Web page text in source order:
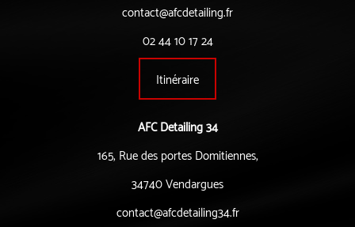
contact@afcdetailing.fr
02 44 10 17 24
Itinéraire
AFC Detailing 34
165, Rue des portes Domitiennes,
34740 Vendargues
contact@afcdetailing34.fr